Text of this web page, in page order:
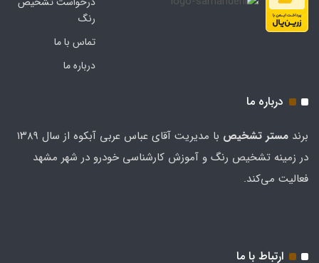
رنگ
تماس با ما
درباره ما
درباره ما
برند مستر تشخيص
با مدیریت آقای عباس عربی آبکوه از سال ۱۳۸۹
در زمینه تشخیص رنگ و آموزش کارشناسی خودرو در شهر مشهد
فعالیت می‌کند.
ارتباط با ما